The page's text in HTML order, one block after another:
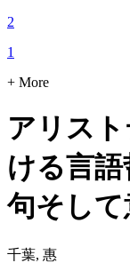
2
1
+ More
アリス
ける言
句そし
千葉, 惠